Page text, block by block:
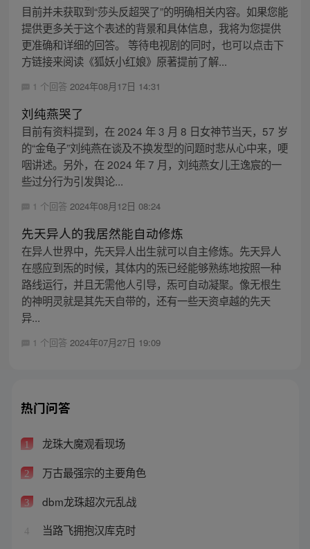
目前并未获取到“莎头反超哭了”的明确相关内容。如果您能
提供更多关于这个表述的背景和具体信息，我将为您提供
更准确和详细的回答。 等待电视剧的同时，也可以点击下
方链接来阅读《狐妖小红娘》原著提前了解...
1 个回答 2024年08月17日 14:31
刘纯燕哭了
目前有资料提到，在 2024 年 3 月 8 日女神节当天，57 岁
的“金龟子”刘纯燕在谈及不换发型的问题时悲从心中来，哽
咽讲述。另外，在 2024 年 7 月，刘纯燕女儿王逸宸的一
些过分行为引发舆论...
1 个回答 2024年08月12日 08:24
先天异人的我居然能自动修炼
在异人世界中，先天异人出生就可以自主修炼。先天异人
在感应到炁的时候，其体内的炁已经能够熟练地按照一种
路线运行，并且无需他人引导，炁可自动凝聚。像无根生
的神明灵就是其先天自带的，还有一些天资卓越的先天
异...
1 个回答 2024年07月27日 19:09
热门问答
1 龙珠大魔观看现场
2 万古最强宗的主要角色
3 dbm龙珠超次元乱战
4 当路飞拥抱汉库克时